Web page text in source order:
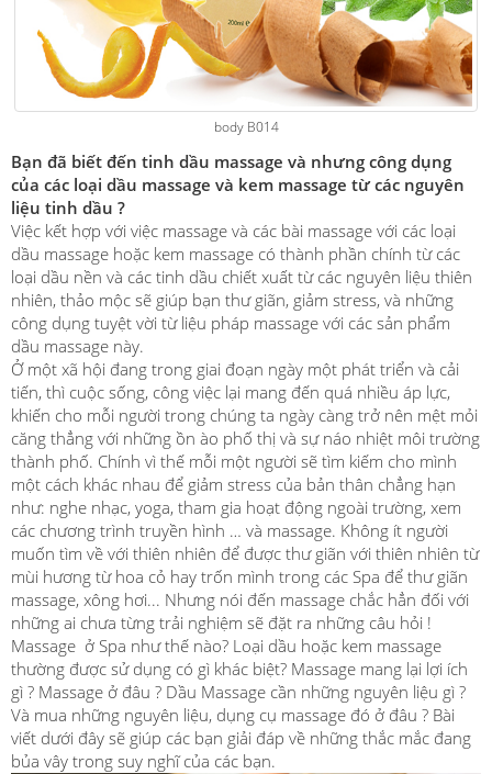
body B014
Bạn đã biết đến tinh dầu massage và nhưng công dụng
của các loại dầu massage và kem massage từ các nguyên
liệu tinh dầu ?
Việc kết hợp với việc massage và các bài massage với các loại
dầu massage hoặc kem massage có thành phần chính từ các
loại dầu nền và các tinh dầu chiết xuất từ các nguyên liệu thiên
nhiên, thảo mộc sẽ giúp bạn thư giãn, giảm stress, và những
công dụng tuyệt vời từ liệu pháp massage với các sản phẩm
dầu massage này.
Ở một xã hội đang trong giai đoạn ngày một phát triển và cải
tiến, thì cuộc sống, công việc lại mang đến quá nhiều áp lực,
khiến cho mỗi người trong chúng ta ngày càng trở nên mệt mỏi
căng thẳng với những ồn ào phố thị và sự náo nhiệt môi trường
thành phố. Chính vì thế mỗi một người sẽ tìm kiếm cho mình
một cách khác nhau để giảm stress của bản thân chẳng hạn
như: nghe nhạc, yoga, tham gia hoạt động ngoài trường, xem
các chương trình truyền hình … và massage. Không ít người
muốn tìm về với thiên nhiên để được thư giãn với thiên nhiên từ
mùi hương từ hoa cỏ hay trốn mình trong các Spa để thư giãn
massage, xông hơi... Nhưng nói đến massage chắc hẳn đối với
những ai chưa từng trải nghiệm sẽ đặt ra những câu hỏi !
Massage ở Spa như thế nào? Loại dầu hoặc kem massage
thường được sử dụng có gì khác biệt? Massage mang lại lợi ích
gì ? Massage ở đâu ? Dầu Massage cần những nguyên liệu gì ?
Và mua những nguyên liệu, dụng cụ massage đó ở đâu ? Bài
viết dưới đây sẽ giúp các bạn giải đáp về những thắc mắc đang
bủa vây trong suy nghĩ của các bạn.